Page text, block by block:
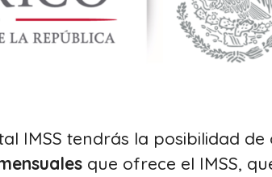
IMSS tendrás la posibilidad
que ofrece el IMSS,